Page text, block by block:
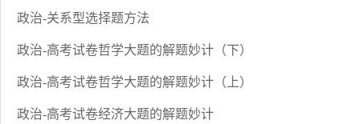
政治-关系型选择题方法
政治-高考试卷哲学大题的解题妙计（下）
政治-高考试卷哲学大题的解题妙计（上）
政治-高考试卷经济大题的解题妙计